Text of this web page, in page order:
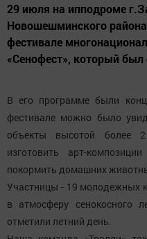
29 июля на ипподроме
Новошешминского района
фестивале
«Сенофест», который
В его программе были
фестивале можно было
объекты высотой
изготовить арт-
покормить домашних
Участницы - 19 молодежных
в атмосферу сенокосного
отметили летний день.